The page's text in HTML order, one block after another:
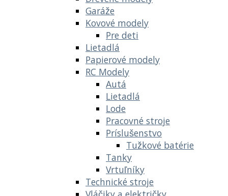
Garáže
Kovové modely
Pre deti
Lietadlá
Papierové modely
RC Modely
Autá
Lietadlá
Lode
Pracovné stroje
Príslušenstvo
Tužkové batérie
Tanky
Vrtuľníky
Technické stroje